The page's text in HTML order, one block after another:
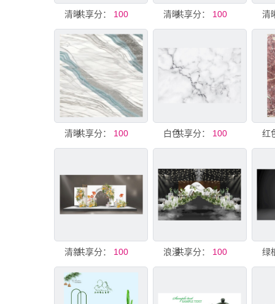
清晰大理石
共享分： 100 清晰大理石
共享分： 100
清晰石纹大理石纹理
共享分： 100 白色大理石纹理背景图
共享分： 100
清新花卉婚礼舞台布置
共享分： 100 浪漫森系婚礼现场布置
共享分： 100